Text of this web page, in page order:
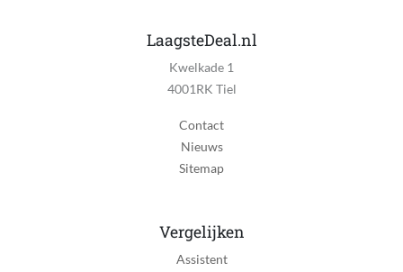
LaagsteDeal.nl
Kwelkade 1
4001RK Tiel
Contact
Nieuws
Sitemap
Vergelijken
Assistent